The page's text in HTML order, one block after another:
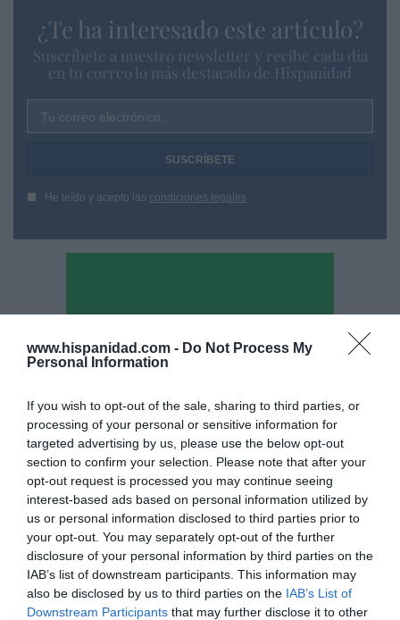
www.hispanidad.com - Do Not Process My
Personal Information
If you wish to opt-out of the sale, sharing to third parties, or
processing of your personal or sensitive information for
targeted advertising by us, please use the below opt-out
section to confirm your selection. Please note that after your
opt-out request is processed you may continue seeing
interest-based ads based on personal information utilized by
us or personal information disclosed to third parties prior to
your opt-out. You may separately opt-out of the further
disclosure of your personal information by third parties on the
IAB’s list of downstream participants. This information may
also be disclosed by us to third parties on the IAB’s List of
Downstream Participants that may further disclose it to other
¿Te ha interesado este artículo?
Suscríbete a nuestro newsletter y recibe cada dia
en tu correo lo más destacado de Hispanidad
Tu correo electrónico...
He leído y acepto las condiciones legales
Hoy destacamos
SOCIEDAD
No se puede dejar sólo al Santísimo... en
ningún caso
Eulogio López 09/08/26 06:00